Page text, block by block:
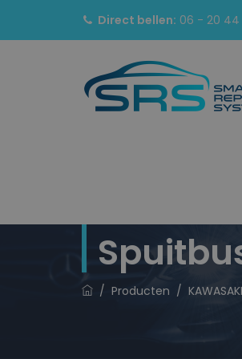
Direct bellen: 06 - 20 44
/ Producten /